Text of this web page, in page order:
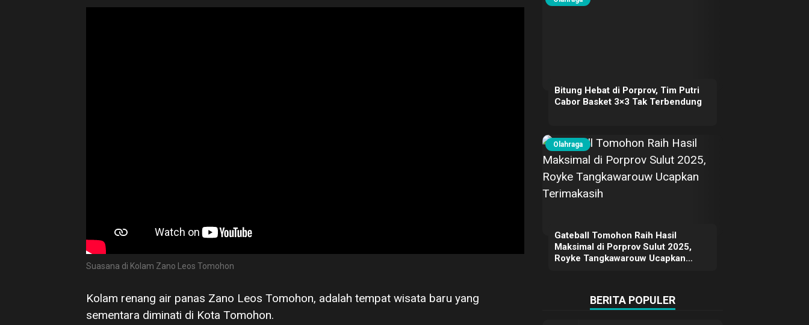
Suasana di Kolam Zano Leos Tomohon
Kolam renang air panas Zano Leos Tomohon, adalah tempat wisata baru yang
sementara diminati di Kota Tomohon.
Bitung Hebat di Porprov, Tim Putri
Cabor Basket 3×3 Tak Terbendung
Olahraga
Gateball Tomohon Raih Hasil
Maksimal di Porprov Sulut 2025,
Royke Tangkawarouw Ucapkan
BERITA POPULER